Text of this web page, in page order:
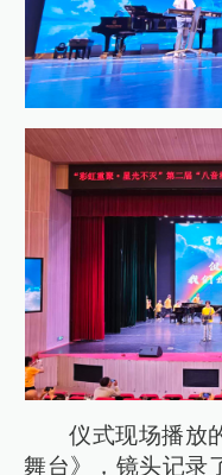
仪式现场播放
舞台》，镜头记录